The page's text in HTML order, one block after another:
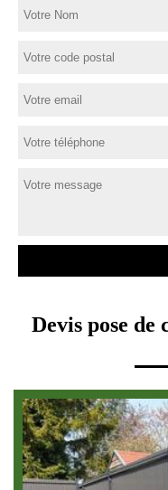
Devis pose